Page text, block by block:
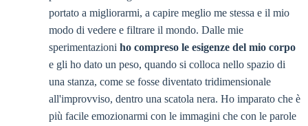
portato a migliorarmi, a capire meglio me stessa e il mio
modo di vedere e filtrare il mondo. Dalle mie
sperimentazioni ho compreso le esigenze del mio corpo
e gli ho dato un peso, quando si colloca nello spazio di
una stanza, come se fosse diventato tridimensionale
all'improvviso, dentro una scatola nera. Ho imparato che è
più facile emozionarmi con le immagini che con le parole